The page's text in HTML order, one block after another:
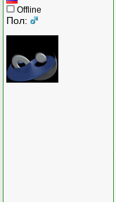
Offline
Пол: